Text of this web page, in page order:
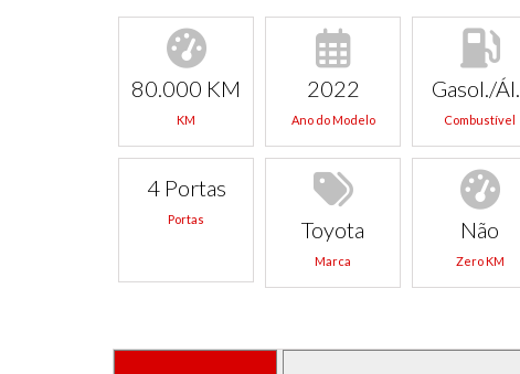
80.000 KM
KM
2022
Ano do Modelo
Gasol./
Combustível
4 Portas
Portas Toyota
Marca
Não
Zero KM